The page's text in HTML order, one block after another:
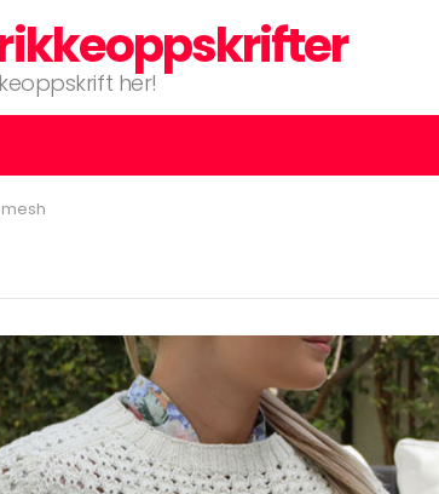
her!